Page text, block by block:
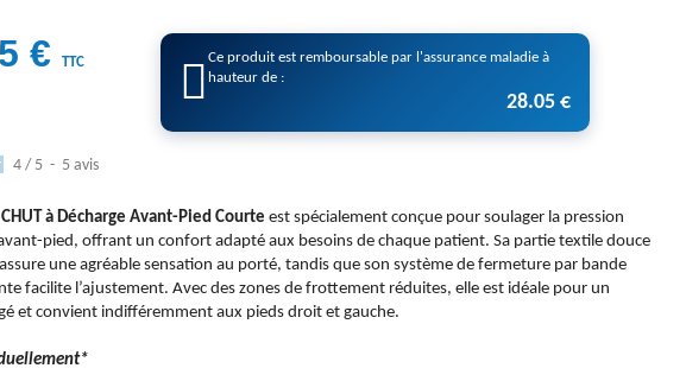
€ TTC
Ce produit est remboursable par l'assurance maladie à
hauteur de :
28.05 €
4 / 5 - 5 avis
à Décharge Avant-Pied Courte est spécialement conçue pour soulager la pression
pied, offrant un confort adapté aux besoins de chaque patient. Sa partie textile douce
une agréable sensation au porté, tandis que son système de fermeture par bande
facilite l’ajustement. Avec des zones de frottement réduites, elle est idéale pour un
et convient indifféremment aux pieds droit et gauche.